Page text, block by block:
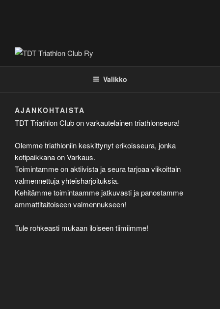
TDT TRIATHLON CLUB RY
Valikko
AJANKOHTAISTA
TDT Triathlon Club on varkautelainen triathlonseura!
Olemme triathloniin keskittynyt erikoisseura, jonka
kotipaikkana on Varkaus.
Toimintamme on aktiivista ja seura tarjoaa viikoittain
valmennettuja yhteisharjoituksia.
Kehitämme toimintaamme jatkuvasti ja panostamme
ammattitaitoiseen valmennukseen!
Tule rohkeasti mukaan iloiseen tiimiimme!